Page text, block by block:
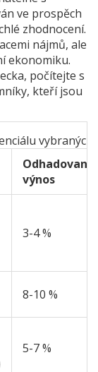
ve prospěch
zhodnocení.
nájmů, ale
ekonomiku.
počítejte s
kteří jsou
vybraných
Odhadovaný
výnos
3-4 %
8-10 %
5-7 %